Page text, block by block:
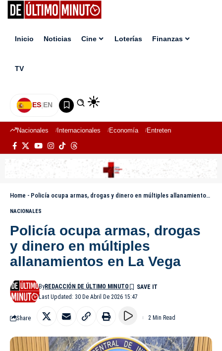
Inicio Noticias Cine Loterías Finanzas
TV
ES|EN
Nacionales Internacionales Economía Entretenimiento
Home - Policía ocupa armas, drogas y dinero en múltiples allanamientos en La Vega
NACIONALES
Policía ocupa armas, drogas
y dinero en múltiples
allanamientos en La Vega
Last Updated: 30 De Abril De 2026 15:47
ByREDACCIÓN DE ÚLTIMO MINUTO
Share 2 Min Read